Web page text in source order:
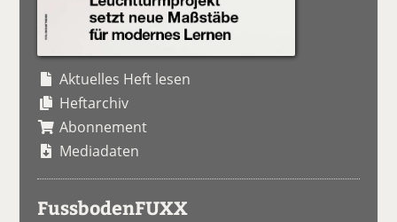
Aktuelles Heft lesen
Heftarchiv
Abonnement
Mediadaten
FussbodenFUXX